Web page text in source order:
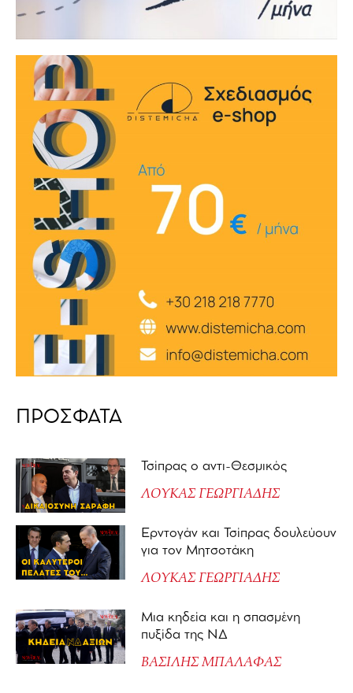
ΠΡΟΣΦΑΤΑ
Τσίπρας ο αντι-Θεσμικός
ΛΟΥΚΑΣ ΓΕΩΡΓΙΑΔΗΣ
Ερντογάν και Τσίπρας δουλεύουν
για τον Μητσοτάκη
ΛΟΥΚΑΣ ΓΕΩΡΓΙΑΔΗΣ
Μια κηδεία και η σπασμένη
πυξίδα της ΝΔ
ΒΑΣΙΛΗΣ ΜΠΑΛΑΦΑΣ